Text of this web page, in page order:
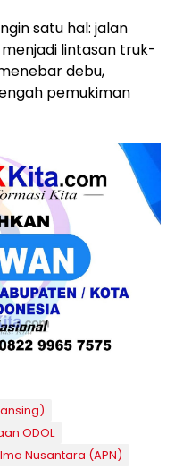
satu hal: jalan
lintasan truk-
debu,
pemukiman
ODOL
Nusantara (APN)